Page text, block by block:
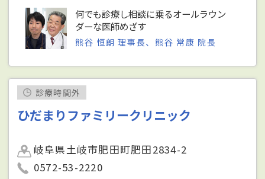
何でも診療し相談に乗るオールラウン
ダーな医師めざす
熊谷 恒朗 理事長、熊谷 常康 院長
診療時間外
ひだまりファミリークリニック
岐阜県土岐市肥田町肥田2834-2
0572-53-2220